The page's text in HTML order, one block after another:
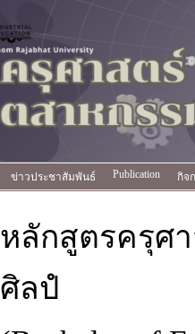
ข่าวประชาสัมพันธ์ Publication กิจ
หลักสูตรครุศ
ศิลปํ